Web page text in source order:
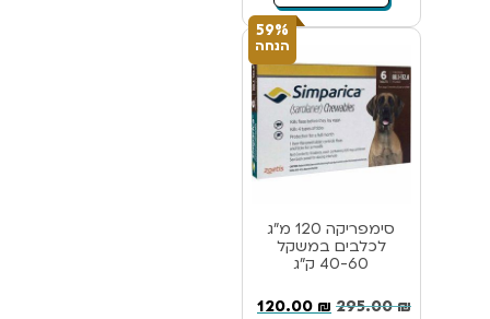
59%
הנחה
סימפריקה 120 מ”ג
לכלבים במשקל
40-60 ק”ג
295.00₪
120.00 ₪